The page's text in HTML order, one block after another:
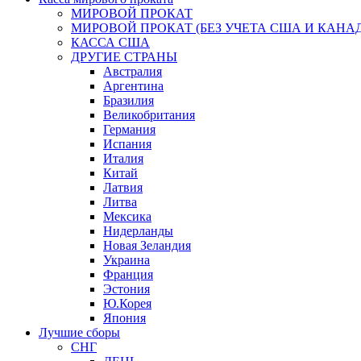
МИРОВОЙ ПРОКАТ
МИРОВОЙ ПРОКАТ (БЕЗ УЧЕТА США И
КАССА США
ДРУГИЕ СТРАНЫ
Австралия
Аргентина
Бразилия
Великобритания
Германия
Испания
Италия
Китай
Латвия
Литва
Мексика
Нидерланды
Новая Зеландия
Украина
Франция
Эстония
Ю.Корея
Япония
Лучшие сборы
СНГ